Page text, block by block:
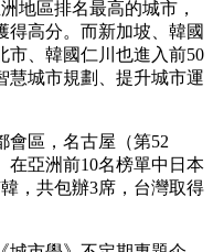
地區排名最高的城市，
得高分。而新加坡、韓國
市、韓國仁川也進入前50
慧城市規劃、提升城市運
會區，名古屋（第52
在亞洲前10名榜單中日本
，共包辦3席，台灣取得